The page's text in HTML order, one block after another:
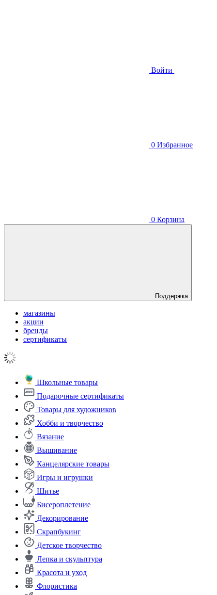
Войти
0 Избранное
0 Корзина
Поддержка
магазины
акции
бренды
сертификаты
Школьные товары
Подарочные сертификаты
Товары для художников
Хобби и творчество
Вязание
Вышивание
Канцелярские товары
Игры и игрушки
Шитье
Бисероплетение
Декорирование
Скрапбукинг
Детское творчество
Лепка и скульптура
Красота и уход
Флористика